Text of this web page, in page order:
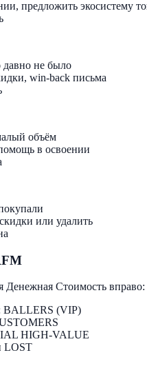
предложить экосистему
давно не было
win-back письма
объём
в освоении
или удалить
Денежная Стоимость вправо:
BALLERS (VIP)
HIGH-VALUE
LOST